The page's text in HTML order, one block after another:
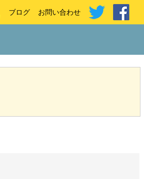
ブログ お問い合わせ